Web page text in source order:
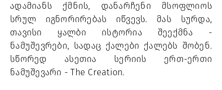
ადამიანს ქმნის, დანარჩენი მსოფლიოს
სრულ იგნორირებას იწვევს. მას სურდა,
თავისი ყალბი ისტორია შეექმნა -
ნამუშევრები, სადაც ქალები ქალებს შობენ.
სწორედ ასეთია სერიის ერთ-ერთი
ნამუშევარი - The Creation.